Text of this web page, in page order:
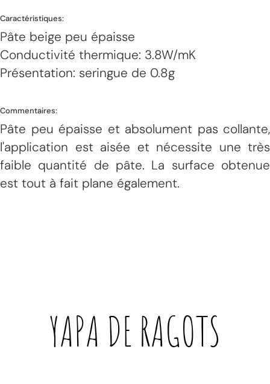
Caractéristiques:
Pâte beige peu épaisse
Conductivité thermique: 3.8W/mK
Présentation: seringue de 0.8g
Commentaires:
Pâte peu épaisse et absolument pas collante,
l'application est aisée et nécessite une très
faible quantité de pâte. La surface obtenue
est tout à fait plane également.
YAPA DE RAGOTS